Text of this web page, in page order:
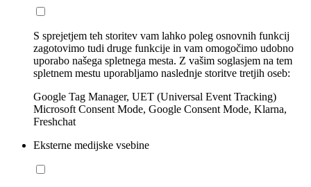
S sprejetjem teh storitev vam lahko poleg osnovnih funkcij
zagotovimo tudi druge funkcije in vam omogočimo udobno
uporabo našega spletnega mesta. Z vašim soglasjem na tem
spletnem mestu uporabljamo naslednje storitve tretjih oseb:
Google Tag Manager, UET (Universal Event Tracking)
Microsoft Consent Mode, Google Consent Mode, Klarna,
Freshchat
Eksterne medijske vsebine